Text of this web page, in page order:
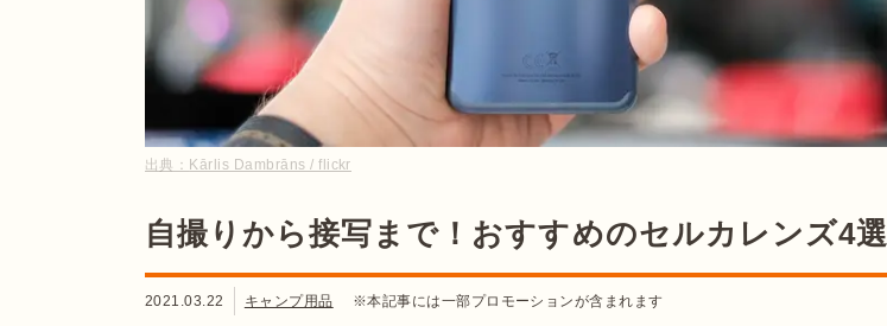
出典： Kārlis Dambrāns / flickr
自撮りから接写まで！おすすめのセルカレンズ4選
2021.03.22 キャンプ用品 ※本記事には一部プロモーションが含まれます